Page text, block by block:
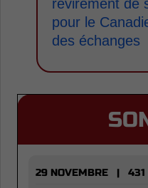
revirement de
pour le
des échanges
29 NOVEMBRE | 431